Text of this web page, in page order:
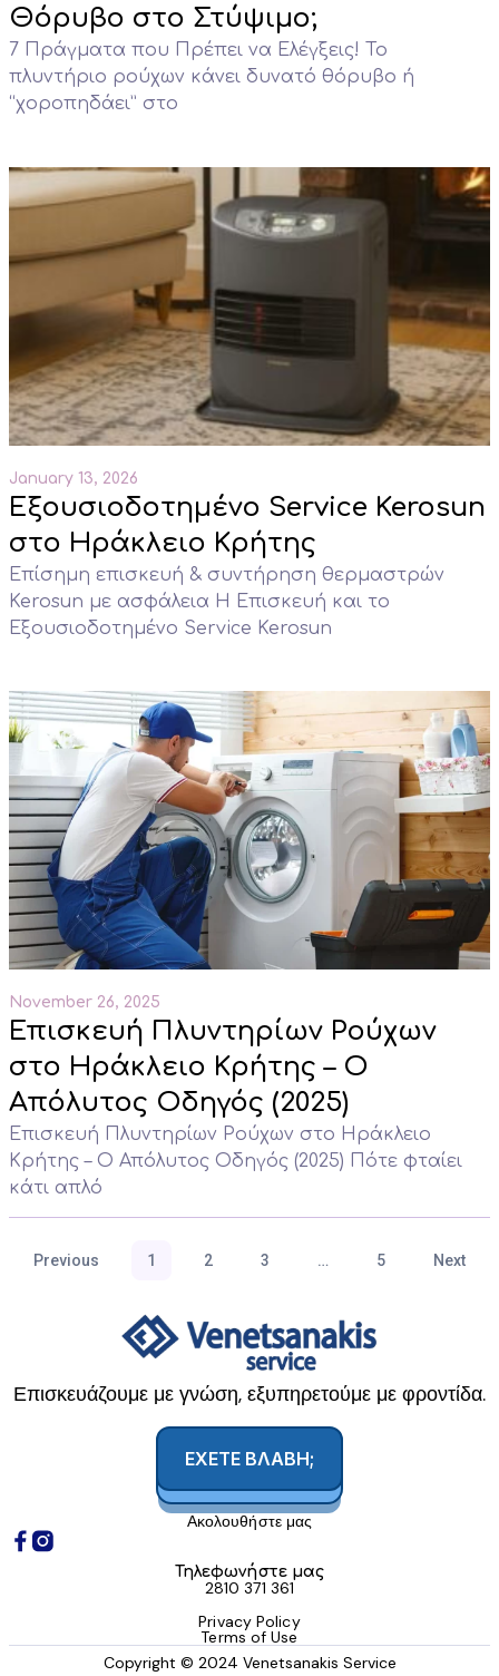
Θόρυβο στο Στύψιμο;
7 Πράγματα που Πρέπει να Ελέγξεις! Το
πλυντήριο ρούχων κάνει δυνατό θόρυβο ή
“χοροπηδάει” στο
January 13, 2026
Εξουσιοδοτημένο Service Kerosun
στο Ηράκλειο Κρήτης
Επίσημη επισκευή & συντήρηση θερμαστρών
Kerosun με ασφάλεια Η Επισκευή και το
Εξουσιοδοτημένο Service Kerosun
November 26, 2025
Επισκευή Πλυντηρίων Ρούχων
στο Ηράκλειο Κρήτης – Ο
Απόλυτος Οδηγός (2025)
Επισκευή Πλυντηρίων Ρούχων στο Ηράκλειο
Κρήτης – Ο Απόλυτος Οδηγός (2025) Πότε φταίει
κάτι απλό
Previous 1 2 3 … 5 Next
Επισκευάζουμε με γνώση, εξυπηρετούμε με φροντίδα.
ΕΧΕΤΕ ΒΛΑΒΗ;
Ακολουθήστε μας
Τηλεφωνήστε μας
2810 371 361
Privacy Policy
Terms of Use
Copyright © 2024 Venetsanakis Service